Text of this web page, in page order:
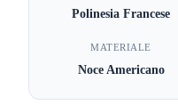
Four
Sostenibile
Polinesia Francese
MATERIALE
Noce Americano